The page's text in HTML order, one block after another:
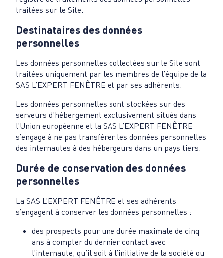
traitées sur le Site.
Destinataires des données
personnelles
Les données personnelles collectées sur le Site sont
traitées uniquement par les membres de l’équipe de la
SAS L’EXPERT FENÊTRE et par ses adhérents.
Les données personnelles sont stockées sur des
serveurs d’hébergement exclusivement situés dans
l’Union européenne et la SAS L’EXPERT FENÊTRE
s’engage à ne pas transférer les données personnelles
des internautes à des hébergeurs dans un pays tiers.
Durée de conservation des données
personnelles
La SAS L’EXPERT FENÊTRE et ses adhérents
s’engagent à conserver les données personnelles :
des prospects pour une durée maximale de cinq
ans à compter du dernier contact avec
l’internaute, qu’il soit à l’initiative de la société ou